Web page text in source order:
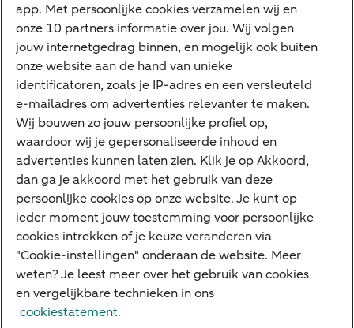
Jaaroverzicht
Machtiging
E.dentifier
Deposito
Uw situatie
Maatwerk in beleggen
Vermogensoverdracht
Ondernemen en overdracht
Bijdragen betere wereld
Over ABN AMRO
app. Met persoonlijke cookies verzamelen wij en
onze 10 partners informatie over jou. Wij volgen
jouw internetgedrag binnen, en mogelijk ook buiten
onze website aan de hand van unieke
identificatoren, zoals je IP-adres en een versleuteld
e-mailadres om advertenties relevanter te maken.
Wij bouwen zo jouw persoonlijke profiel op,
waardoor wij je gepersonaliseerde inhoud en
advertenties kunnen laten zien. Klik je op Akkoord,
dan ga je akkoord met het gebruik van deze
persoonlijke cookies op onze website. Je kunt op
ieder moment jouw toestemming voor persoonlijke
cookies intrekken of je keuze veranderen via
"Cookie-instellingen" onderaan de website. Meer
weten? Je leest meer over het gebruik van cookies
en vergelijkbare technieken in ons
cookiestatement.